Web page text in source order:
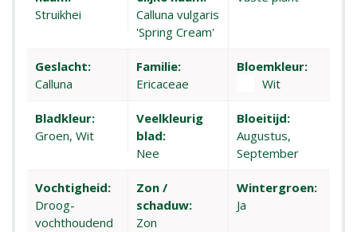
Struikhei
Calluna vulgaris
'Spring Cream'
Geslacht:
Calluna
Familie:
Ericaceae
Bloemkleur:
Wit
Bladkleur:
Groen, Wit
Veelkleurig
blad:
Nee
Bloeitijd:
Augustus,
September
Vochtigheid:
Droog-
vochthoudend
Zon /
schaduw:
Zon
Wintergroen:
Ja